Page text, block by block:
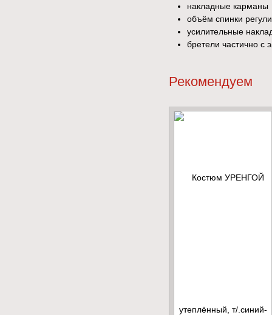
накладные карманы
объём спинки
усилительные
бретели частично с
Рекомендуем